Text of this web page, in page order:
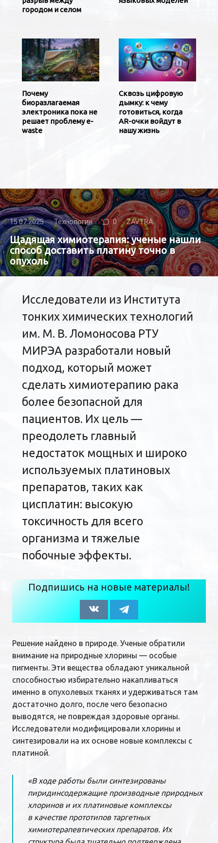
городом и селом
Почему
биоразлагаемая
электроника пока не
решает проблему e-
waste
Сквозь цифровую
дымку: к чему
готовиться, когда
AR-очки войдут в
нашу жизнь
15.07.2025 Технологии 0 ZAVTRA
Щадящая химиотерапия: ученые нашли
способ доставить платину точно в
опухоль
Исследователи из Института
тонких химических технологий
им. М. В. Ломоносова РТУ
МИРЭА разработали новый
подход, который может
сделать химиотерапию рака
более безопасной для
пациентов. Их цель —
преодолеть главный
недостаток мощных и широко
используемых платиновых
препаратов, таких как
цисплатин: высокую
токсичность для всего
организма и тяжелые
побочные эффекты.
Подпишись на новые материалы!
Решение найдено в природе. Ученые обратили
внимание на природные хлорины — особые
пигменты. Эти вещества обладают уникальной
способностью избирательно накапливаться
именно в опухолевых тканях и удерживаться там
достаточно долго, после чего безопасно
выводятся, не повреждая здоровые органы.
Исследователи модифицировали хлорины и
синтезировали на их основе новые комплексы с
платиной.
«В ходе работы были синтезированы
пиридинсодержащие производные природных
хлоринов и их платиновые комплексы
в качестве прототипов таргетных
химиотерапевтических препаратов. Их